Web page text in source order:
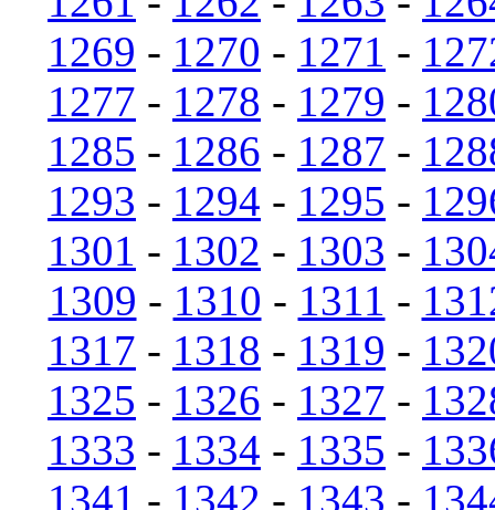
1269 - 1270 - 1271 -
1277 - 1278 - 1279 -
1285 - 1286 - 1287 -
1293 - 1294 - 1295 -
1301 - 1302 - 1303 -
1309 - 1310 - 1311 -
1317 - 1318 - 1319 -
1325 - 1326 - 1327 -
1333 - 1334 - 1335 -
1341 - 1342 - 1343 -